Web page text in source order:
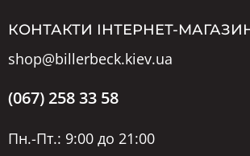
КОНТАКТИ ІНТЕРНЕТ-
shop@billerbeck.kiev.ua
(067) 258 33 58
Пн.-Пт.: 9:00 до 21:00